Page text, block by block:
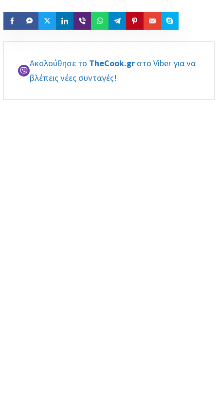
Ακολούθησε το TheCook.grστο Viber για να
βλέπεις νέες συνταγές!